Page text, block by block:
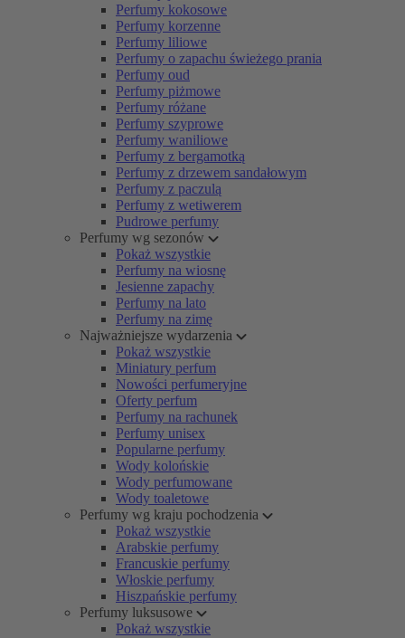
Perfumy kokosowe
Perfumy korzenne
Perfumy liliowe
Perfumy o zapachu świeżego prania
Perfumy oud
Perfumy piżmowe
Perfumy różane
Perfumy szyprowe
Perfumy waniliowe
Perfumy z bergamotką
Perfumy z drzewem sandałowym
Perfumy z paczulą
Perfumy z wetiwerem
Pudrowe perfumy
Perfumy wg sezonów
Pokaż wszystkie
Perfumy na wiosnę
Jesienne zapachy
Perfumy na lato
Perfumy na zimę
Najważniejsze wydarzenia
Pokaż wszystkie
Miniatury perfum
Nowości perfumeryjne
Oferty perfum
Perfumy na rachunek
Perfumy unisex
Popularne perfumy
Wody kolońskie
Wody perfumowane
Wody toaletowe
Perfumy wg kraju pochodzenia
Pokaż wszystkie
Arabskie perfumy
Francuskie perfumy
Włoskie perfumy
Hiszpańskie perfumy
Perfumy luksusowe
Pokaż wszystkie